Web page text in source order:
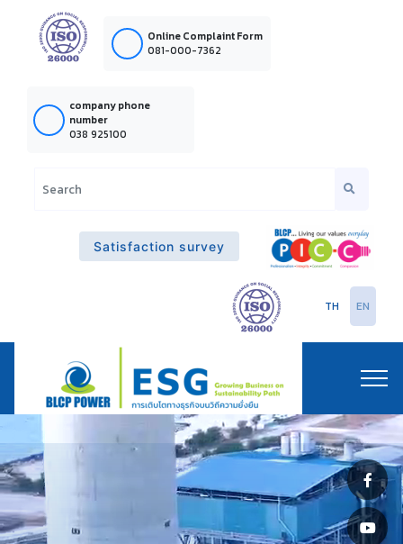
Online Complaint Form
081-000-7362
company phone
number
038 925100
Satisfaction survey
TH EN